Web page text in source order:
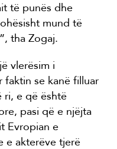
të punës dhe
mund të
tha Zogaj.
vlerësim i
faktin se kanë filluar
ri, e që është
pasi që e njëjta
Evropian e
e akterëve tjerë